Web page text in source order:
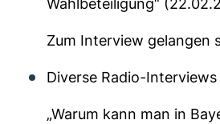
Wahlbeteiligung“
Zum Interview gelangen
Diverse Radio-Interviews
„Warum kann man in